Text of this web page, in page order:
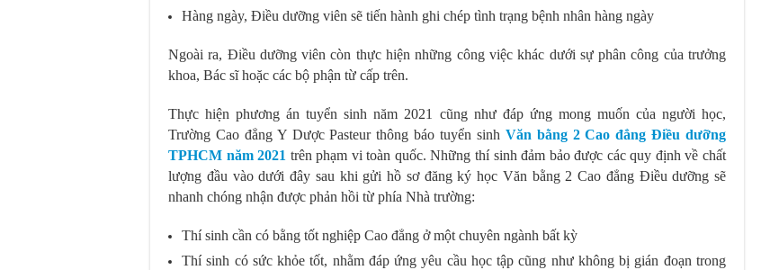
Hàng ngày, Điều dưỡng viên sẽ tiến hành ghi chép tình trạng bệnh nhân hàng ngày
Ngoài ra, Điều dưỡng viên còn thực hiện những công việc khác dưới sự phân công của trưởng
khoa, Bác sĩ hoặc các bộ phận từ cấp trên.
Thực hiện phương án tuyển sinh năm 2021 cũng như đáp ứng mong muốn của người học,
Trường Cao đẳng Y Dược Pasteur thông báo tuyển sinh Văn bằng 2 Cao đẳng Điều dưỡng
TPHCM năm 2021 trên phạm vi toàn quốc. Những thí sinh đảm bảo được các quy định về chất
lượng đầu vào dưới đây sau khi gửi hồ sơ đăng ký học Văn bằng 2 Cao đẳng Điều dưỡng sẽ
nhanh chóng nhận được phản hồi từ phía Nhà trường:
Thí sinh cần có bằng tốt nghiệp Cao đẳng ở một chuyên ngành bất kỳ
Thí sinh có sức khỏe tốt, nhằm đáp ứng yêu cầu học tập cũng như không bị gián đoạn trong